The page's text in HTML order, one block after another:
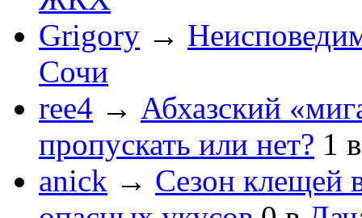
Grigory →
Сочи
ree4 → Абхазский
пропускать или нет? 1
anick → Сезон клещей